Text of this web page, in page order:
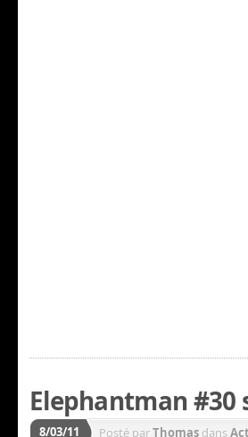
Elephantman #30
8/03/11 Posté parThomas dans